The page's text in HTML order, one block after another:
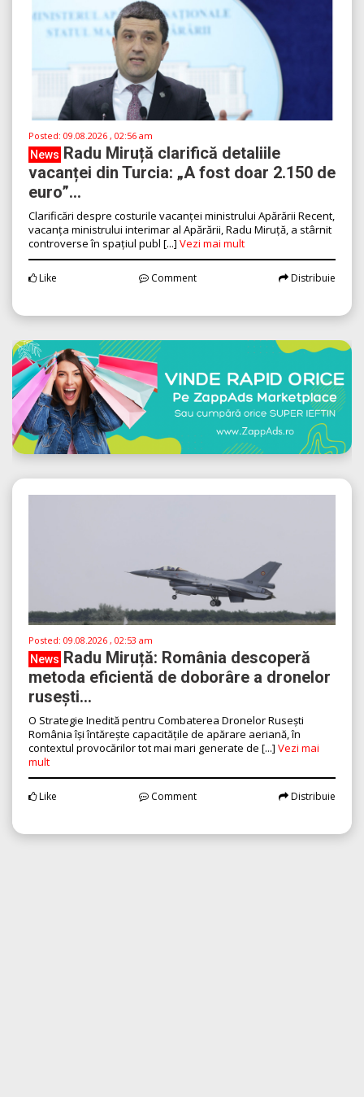
Posted: 09.08.2026 , 02:56 am
News Radu Miruță clarifică detaliile
vacanței din Turcia: „A fost doar 2.150 de
euro”...
Clarificări despre costurile vacanței ministrului Apărării Recent,
vacanța ministrului interimar al Apărării, Radu Miruță, a stârnit
controverse în spațiul publ [...] Vezi mai mult
Like Comment Distribuie
Posted: 09.08.2026 , 02:53 am
News Radu Miruță: România descoperă
metoda eficientă de doborâre a dronelor
rusești...
O Strategie Inedită pentru Combaterea Dronelor Rusești
România își întărește capacitățile de apărare aeriană, în
contextul provocărilor tot mai mari generate de [...] Vezi mai
mult
Like Comment Distribuie